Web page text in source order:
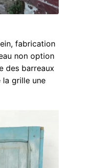
fabrication
non option
des barreaux
grille une